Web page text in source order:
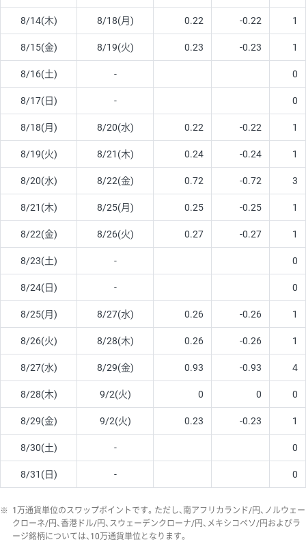
8/14(木) 8/18(月) 0.22 -0.22 1
8/15(金) 8/19(火) 0.23 -0.23 1
8/16(土) - 0
8/17(日) - 0
8/18(月) 8/20(水) 0.22 -0.22 1
8/19(火) 8/21(木) 0.24 -0.24 1
8/20(水) 8/22(金) 0.72 -0.72 3
8/21(木) 8/25(月) 0.25 -0.25 1
8/22(金) 8/26(火) 0.27 -0.27 1
8/23(土) - 0
8/24(日) - 0
8/25(月) 8/27(水) 0.26 -0.26 1
8/26(火) 8/28(木) 0.26 -0.26 1
8/27(水) 8/29(金) 0.93 -0.93 4
8/28(木) 9/2(火) 0 0 0
8/29(金) 9/2(火) 0.23 -0.23 1
8/30(土) - 0
8/31(日) - 0
※ 1万通貨単位のスワップポイントです。ただし、南アフリカランド/円、ノルウェー
クローネ/円、香港ドル/円、スウェーデンクローナ/円、メキシコペソ/円およびラ
ージ銘柄については、10万通貨単位となります。